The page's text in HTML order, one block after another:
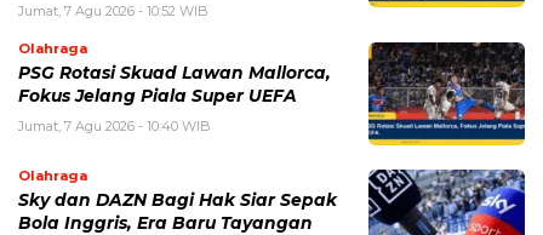
Jumat, 7 Agu 2026 - 10:52 WIB
Olahraga
PSG Rotasi Skuad Lawan Mallorca,
Fokus Jelang Piala Super UEFA
Jumat, 7 Agu 2026 - 10:40 WIB
Olahraga
Sky dan DAZN Bagi Hak Siar Sepak
Bola Inggris, Era Baru Tayangan